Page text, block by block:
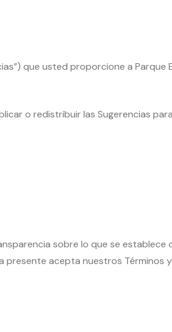
que usted proporcione a
o redistribuir las Sugerencias
sobre lo que se establece
presente acepta nuestros Términos